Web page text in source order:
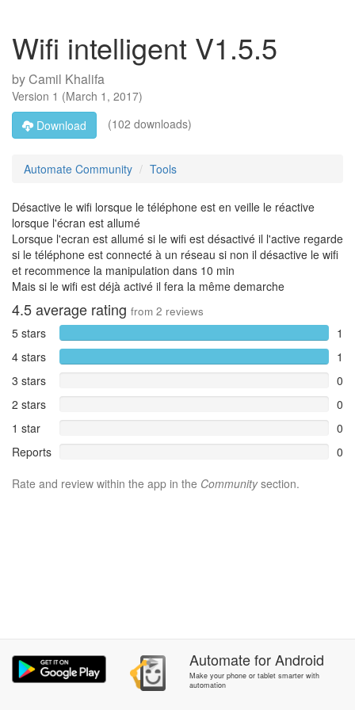
Wifi intelligent V1.5.5
byCamil Khalifa
Version 1 (March 1, 2017)
Download
(102 downloads)
Automate Community Tools
Désactive le wifi lorsque le téléphone est en veille le réactive
lorsque l'écran est allumé
Lorsque l'ecran est allumé si le wifi est désactivé il l'active regarde
si le téléphone est connecté à un réseau si non il désactive le wifi
et recommence la manipulation dans 10 min
Mais si le wifi est déjà activé il fera la même demarche
4.5average rating from 2 reviews
5 stars
1
4 stars
1
3 stars
0
2 stars
0
1 star
0
Reports
0
Rate and review within the app in the Communitysection.
AutomateforAndroid
Make your phone or tablet smarter with
automation